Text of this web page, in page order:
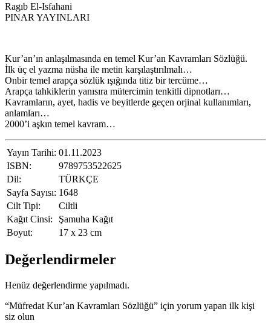
Ragıb El-Isfahani
PINAR YAYINLARI
Kur’an’ın anlaşılmasında en temel Kur’an Kavramları Sözlüğü.
İlk üç el yazma nüsha ile metin karşılaştırılmalı…
Onbir temel arapça sözlük ışığında titiz bir tercüme…
Arapça tahkiklerin yanısıra mütercimin tenkitli dipnotları…
Kavramların, ayet, hadis ve beyitlerde geçen orjinal kullanımları,
anlamları…
2000’i aşkın temel kavram…
Yayın Tarihi: 01.11.2023
ISBN:
9789753522625
Dil:
TÜRKÇE
Sayfa Sayısı: 1648
Cilt Tipi:
Ciltli
Kağıt Cinsi:
Şamuha Kağıt
Boyut:
17 x 23 cm
Değerlendirmeler
Henüz değerlendirme yapılmadı.
“Müfredat Kur’an Kavramları Sözlüğü” için yorum yapan ilk kişi
siz olun